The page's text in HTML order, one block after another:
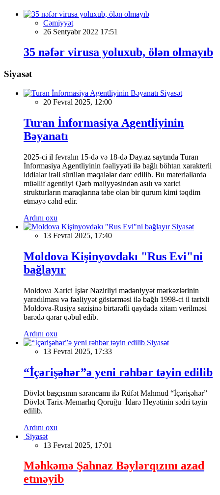
Cəmiyyət
26 Sentyabr 2022 17:51
35 nəfər virusa yoluxub, ölən olmayıb
Siyasət
Siyasət
20 Fevral 2025, 12:00
Turan İnformasiya Agentliyinin
Bəyanatı
2025-ci il fevralın 15-də və 18-də Day.az saytında Turan
İnformasiya Agentliyinin fəaliyyəti ilə bağlı böhtan xarakterli
iddialar irəli sürülən məqalələr dərc edilib. Bu materiallarda
müəllif agentliyi Qərb maliyyəsindən asılı və xarici
strukturların maraqlarına tabe olan bir qurum kimi təqdim
etməyə cəhd edir.
Ardını oxu
Siyasət
13 Fevral 2025, 17:40
Moldova Kişinyovdakı "Rus Evi"ni
bağlayır
Moldova Xarici İşlər Nazirliyi mədəniyyət mərkəzlərinin
yaradılması və fəaliyyət göstərməsi ilə bağlı 1998-ci il tarixli
Moldova-Rusiya sazişinə birtərəfli qaydada xitam verilməsi
barədə qərar qəbul edib.
Ardını oxu
Siyasət
13 Fevral 2025, 17:33
“İçərişəhər”ə yeni rəhbər təyin edilib
Dövlət başçısının sərəncamı ilə Rüfət Mahmud “İçərişəhər”
Dövlət Tarix-Memarlıq Qoruğu İdarə Heyətinin sədri təyin
edilib.
Ardını oxu
Siyasət
13 Fevral 2025, 17:01
Məhkəmə Şahnaz Bəylərqızını azad
etməyib